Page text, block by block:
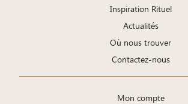
Inspiration Rituel
Actualités
Où nous trouver
Contactez-nous
Mon compte